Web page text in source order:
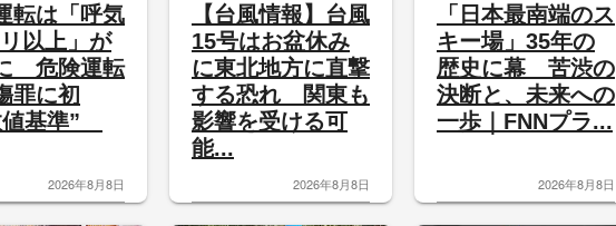
転は「呼気
以上」が
危険運転
罪に初
値基準”
2026年8月8日
【台風情報】台風
15号はお盆休み
に東北地方に直撃
する恐れ 関東も
影響を受ける可
能...
2026年8月8日
「日本最南端のス
キー場」35年の
歴史に幕 苦渋の
決断と、未来への
一歩｜FNNプラ...
2026年8月8日